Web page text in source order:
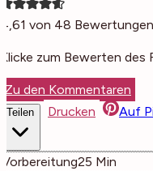
4,61 von 48 Bewertungen
Klicke zum Bewerten
Zu den Kommentaren
Teilen Drucken Auf
Vorbereitung25 Minuten
Min